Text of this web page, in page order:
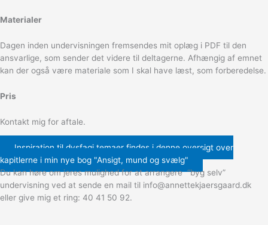
Materialer
Dagen inden undervisningen fremsendes mit oplæg i PDF til den
ansvarlige, som sender det videre til deltagerne. Afhængig af emnet
kan der også være materiale som I skal have læst, som forberedelse.
Pris
Kontakt mig for aftale.
Inspiration til dysfagi temaer findes i denne oversigt over
kapitlerne i min nye bog "Ansigt, mund og svælg"
Du kan høre om jeres mulighed for at arrangere “byg selv”
undervisning ved at sende en mail til info@annettekjaersgaard.dk
eller give mig et ring: 40 41 50 92.